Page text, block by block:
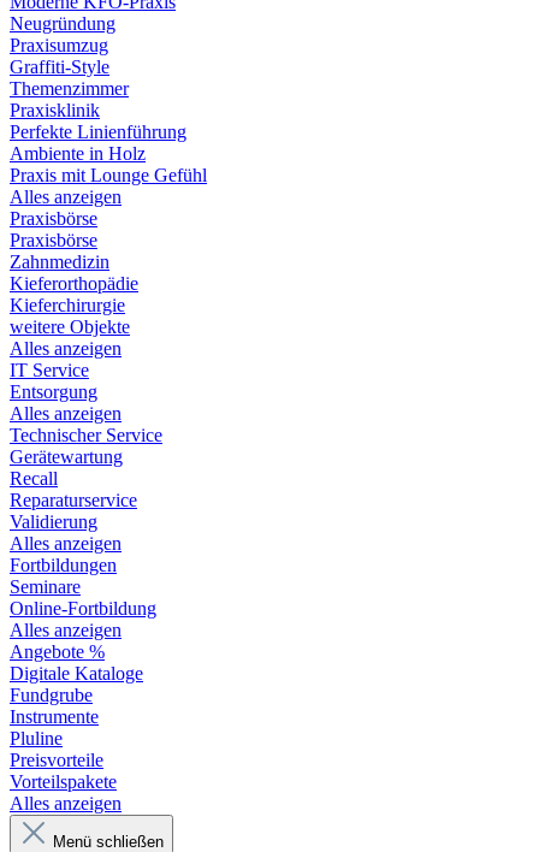
Neugründung
Praxisumzug
Graffiti-Style
Themenzimmer
Praxisklinik
Perfekte Linienführung
Ambiente in Holz
Praxis mit Lounge Gefühl
Alles anzeigen
Praxisbörse
Praxisbörse
Zahnmedizin
Kieferorthopädie
Kieferchirurgie
weitere Objekte
Alles anzeigen
IT Service
Entsorgung
Alles anzeigen
Technischer Service
Gerätewartung
Recall
Reparaturservice
Validierung
Alles anzeigen
Fortbildungen
Seminare
Online-Fortbildung
Alles anzeigen
Angebote %
Digitale Kataloge
Fundgrube
Instrumente
Pluline
Preisvorteile
Vorteilspakete
Alles anzeigen
Menü schließen